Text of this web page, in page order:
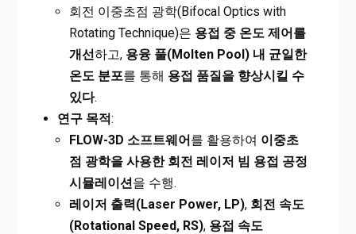
회전 이중초점 광학(Bifocal Optics with
Rotating Technique)은 용접 중 온도 제어를
개선하고, 용융 풀(Molten Pool) 내 균일한
온도 분포를 통해 용접 품질을 향상시킬 수
있다.
연구 목적:
FLOW-3D 소프트웨어를 활용하여 이중초
점 광학을 사용한 회전 레이저 빔 용접 공정
시뮬레이션을 수행.
레이저 출력(Laser Power, LP), 회전 속도
(Rotational Speed, RS), 용접 속도